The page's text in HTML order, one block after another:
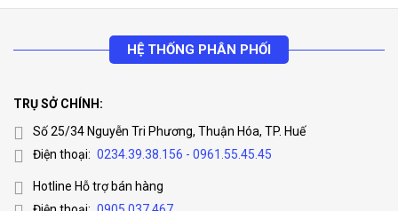
HỆ THỐNG PHÂN PHỐI
TRỤ SỞ CHÍNH:
Số 25/34 Nguyễn Tri Phương, Thuận Hóa, TP. Huế
Điện thoại: 0234.39.38.156 - 0961.55.45.45
Hotline Hỗ trợ bán hàng